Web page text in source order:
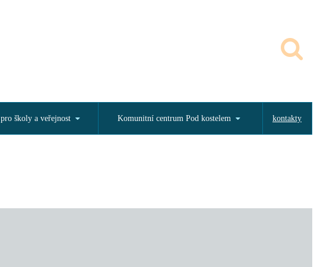
pro školy a veřejnost Komunitní centrum Pod kostelem kontakty